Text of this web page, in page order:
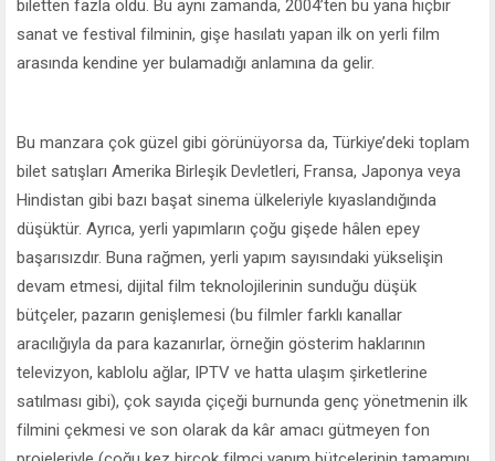
biletten fazla oldu. Bu aynı zamanda, 2004’ten bu yana hiçbir
sanat ve festival filminin, gişe hasılatı yapan ilk on yerli film
arasında kendine yer bulamadığı anlamına da gelir.
Bu manzara çok güzel gibi görünüyorsa da, Türkiye’deki toplam
bilet satışları Amerika Birleşik Devletleri, Fransa, Japonya veya
Hindistan gibi bazı başat sinema ülkeleriyle kıyaslandığında
düşüktür. Ayrıca, yerli yapımların çoğu gişede hâlen epey
başarısızdır. Buna rağmen, yerli yapım sayısındaki yükselişin
devam etmesi, dijital film teknolojilerinin sunduğu düşük
bütçeler, pazarın genişlemesi (bu filmler farklı kanallar
aracılığıyla da para kazanırlar, örneğin gösterim haklarının
televizyon, kablolu ağlar, IPTV ve hatta ulaşım şirketlerine
satılması gibi), çok sayıda çiçeği burnunda genç yönetmenin ilk
filmini çekmesi ve son olarak da kâr amacı gütmeyen fon